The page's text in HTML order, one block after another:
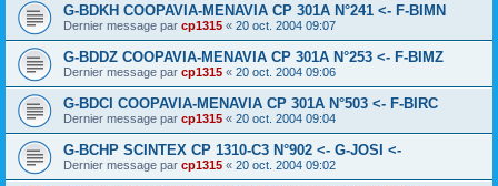
G-BDKH COOPAVIA-MENAVIA CP 301A N°241 <- F-BIMN
Dernier message par cp1315 « 20 oct. 2004 09:07
G-BDDZ COOPAVIA-MENAVIA CP 301A N°253 <- F-BIMZ
Dernier message par cp1315 « 20 oct. 2004 09:06
G-BDCI COOPAVIA-MENAVIA CP 301A N°503 <- F-BIRC
Dernier message par cp1315 « 20 oct. 2004 09:04
G-BCHP SCINTEX CP 1310-C3 N°902 <- G-JOSI <-
Dernier message par cp1315 « 20 oct. 2004 09:02